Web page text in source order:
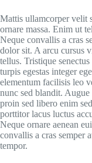
Mattis ullamcorper velit
ornare massa. Enim ut
Neque convallis a cras
dolor sit. A arcu cursus
tellus. Tristique
turpis egestas integer
elementum facilisis leo
nunc sed blandit.
proin sed libero enim
porttitor lacus luctus
Neque ornare aenean
convallis a cras semper
tempor.